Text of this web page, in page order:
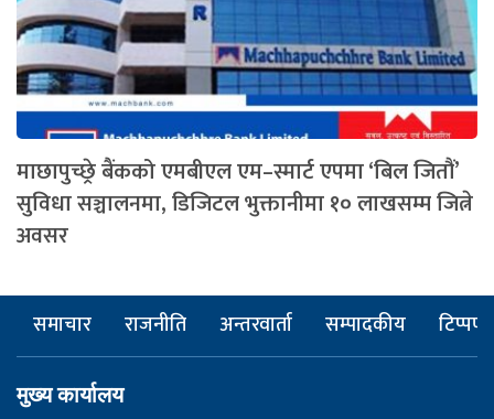
माछापुच्छ्रे बैंकको एमबीएल एम–स्मार्ट एपमा ‘बिल जितौं’
सुविधा सञ्चालनमा, डिजिटल भुक्तानीमा १० लाखसम्म जित्ने
अवसर
समाचार राजनीति अन्तरवार्ता सम्पादकीय टिप्पणी
मुख्य कार्यालय